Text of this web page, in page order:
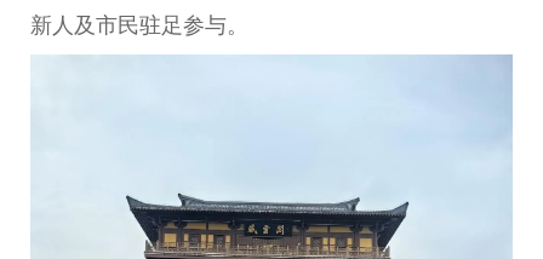
新人及市民驻足参与。